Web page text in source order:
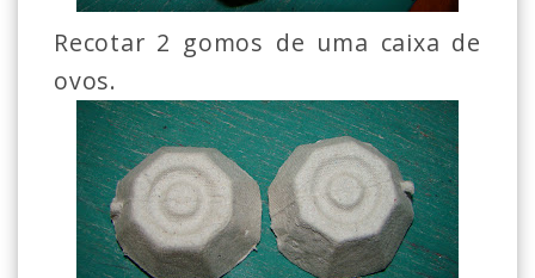
Recotar 2 gomos de uma caixa de
ovos.